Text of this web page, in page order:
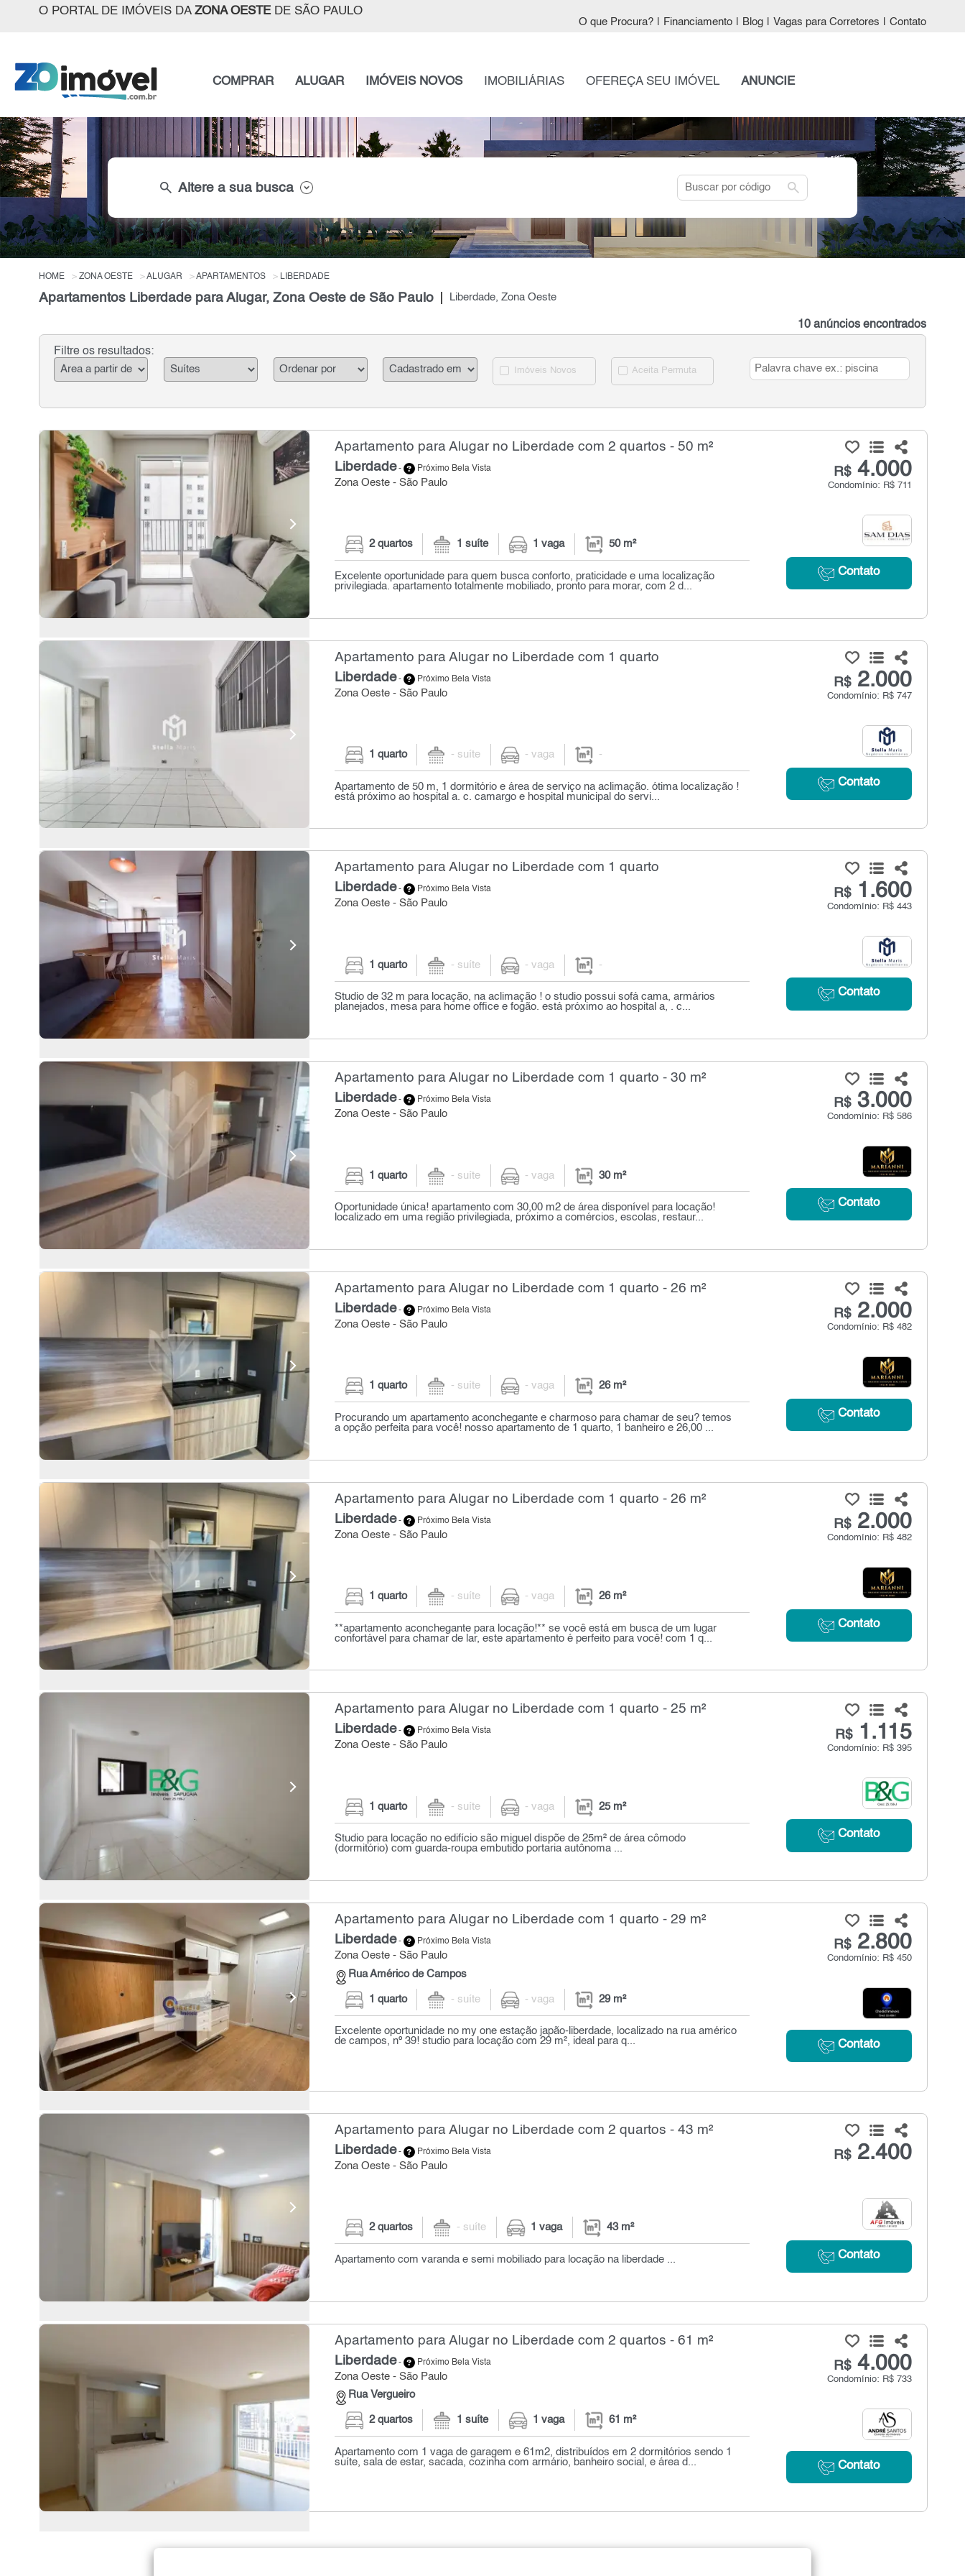
O PORTAL DE IMÓVEIS DA ZONA OESTEDE SÃO PAULO
O que Procura? Financiamento Blog Vagas para Corretores Contato
COMPRAR ALUGAR IMÓVEIS NOVOS IMOBILIÁRIAS OFEREÇA SEU IMÓVEL ANUNCIE
search Altere a sua busca search
HOME ZONA OESTE ALUGAR APARTAMENTOS LIBERDADE
Apartamentos Liberdade para Alugar, Zona Oeste de São Paulo Liberdade, Zona Oeste
10 anúncios encontrados
Filtre os resultados:
Imóveis Novos Aceita Permuta
Apartamento para Alugar no Liberdade com 2 quartos - 50 m²
Liberdade- Próximo Bela Vista
Zona Oeste - São Paulo
R$4.000
Condomínio: R$ 711
Contato
2 quartos 1 suíte 1 vaga 50 m²
Excelente oportunidade para quem busca conforto, praticidade e uma localização
privilegiada. apartamento totalmente mobiliado, pronto para morar, com 2 d...
Apartamento para Alugar no Liberdade com 1 quarto
Liberdade- Próximo Bela Vista
Zona Oeste - São Paulo
R$2.000
Condomínio: R$ 747
Contato
1 quarto - suíte - vaga -
Apartamento de 50 m, 1 dormitório e área de serviço na aclimação. ótima localização !
está próximo ao hospital a. c. camargo e hospital municipal do servi...
Apartamento para Alugar no Liberdade com 1 quarto
Liberdade- Próximo Bela Vista
Zona Oeste - São Paulo
R$1.600
Condomínio: R$ 443
Contato
1 quarto - suíte - vaga -
Studio de 32 m para locação, na aclimação ! o studio possui sofá cama, armários
planejados, mesa para home office e fogão. está próximo ao hospital a, . c...
Apartamento para Alugar no Liberdade com 1 quarto - 30 m²
Liberdade- Próximo Bela Vista
Zona Oeste - São Paulo
R$3.000
Condomínio: R$ 586
Contato
1 quarto - suíte - vaga 30 m²
Oportunidade única! apartamento com 30,00 m2 de área disponível para locação!
localizado em uma região privilegiada, próximo a comércios, escolas, restaur...
Apartamento para Alugar no Liberdade com 1 quarto - 26 m²
Liberdade- Próximo Bela Vista
Zona Oeste - São Paulo
R$2.000
Condomínio: R$ 482
Contato
1 quarto - suíte - vaga 26 m²
Procurando um apartamento aconchegante e charmoso para chamar de seu? temos
a opção perfeita para você! nosso apartamento de 1 quarto, 1 banheiro e 26,00 ...
Apartamento para Alugar no Liberdade com 1 quarto - 26 m²
Liberdade- Próximo Bela Vista
Zona Oeste - São Paulo
R$2.000
Condomínio: R$ 482
Contato
1 quarto - suíte - vaga 26 m²
**apartamento aconchegante para locação!** se você está em busca de um lugar
confortável para chamar de lar, este apartamento é perfeito para você! com 1 q...
Apartamento para Alugar no Liberdade com 1 quarto - 25 m²
Liberdade- Próximo Bela Vista
Zona Oeste - São Paulo
R$1.115
Condomínio: R$ 395
Contato
1 quarto - suíte - vaga 25 m²
Studio para locação no edifício são miguel dispõe de 25m² de área cômodo
(dormitório) com guarda-roupa embutido portaria autônoma ...
Apartamento para Alugar no Liberdade com 1 quarto - 29 m²
Liberdade- Próximo Bela Vista
Zona Oeste - São Paulo
Rua Américo de Campos
R$2.800
Condomínio: R$ 450
Contato
1 quarto - suíte - vaga 29 m²
Excelente oportunidade no my one estação japão-liberdade, localizado na rua américo
de campos, nº 39! studio para locação com 29 m², ideal para q...
Apartamento para Alugar no Liberdade com 2 quartos - 43 m²
Liberdade- Próximo Bela Vista
Zona Oeste - São Paulo
R$2.400
Contato
2 quartos - suíte 1 vaga 43 m²
Apartamento com varanda e semi mobiliado para locação na liberdade ...
Apartamento para Alugar no Liberdade com 2 quartos - 61 m²
Liberdade- Próximo Bela Vista
Zona Oeste - São Paulo
Rua Vergueiro
R$4.000
Condomínio: R$ 733
Contato
2 quartos 1 suíte 1 vaga 61 m²
Apartamento com 1 vaga de garagem e 61m2, distribuídos em 2 dormitórios sendo 1
suíte, sala de estar, sacada, cozinha com armário, banheiro social, e área d...